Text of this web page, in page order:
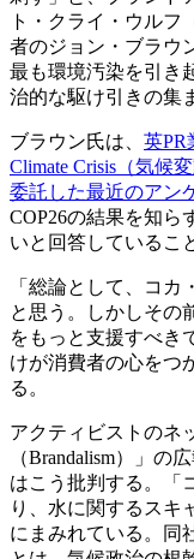
ト・クライ・ウルフ
者のジョン・ブラウ
最も環境汚染を引き
治的な駆け引きの集
ブラウン氏は、 英PR
Climate Crisis（気候
委託した最近のアン
COP26の結果を知ら
いと回答しているこ
「総論として、コ
と思う。しかしその
をもっと支援すべき
けが消費者の心をつ
る。
アクティビストのネ
（Brandalism）」の
はこう批判する。「
り、水に関するスキ
にまみれている。同